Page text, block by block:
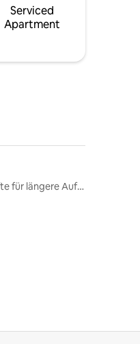
Serviced
Apartment
Unterkünfte für längere Aufenthalte